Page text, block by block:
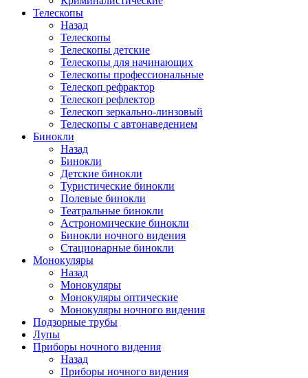
Телескопы
Назад
Телескопы
Телескопы детские
Телескопы для начинающих
Телескопы профессиональные
Телескоп рефрактор
Телескоп рефлектор
Телескоп зеркально-линзовый
Телескопы с автонаведением
Бинокли
Назад
Бинокли
Детские бинокли
Туристические бинокли
Полевые бинокли
Театральные бинокли
Астрономические бинокли
Бинокли ночного видения
Стационарные бинокли
Монокуляры
Назад
Монокуляры
Монокуляры оптические
Монокуляры ночного видения
Подзорные трубы
Лупы
Приборы ночного видения
Назад
Приборы ночного видения